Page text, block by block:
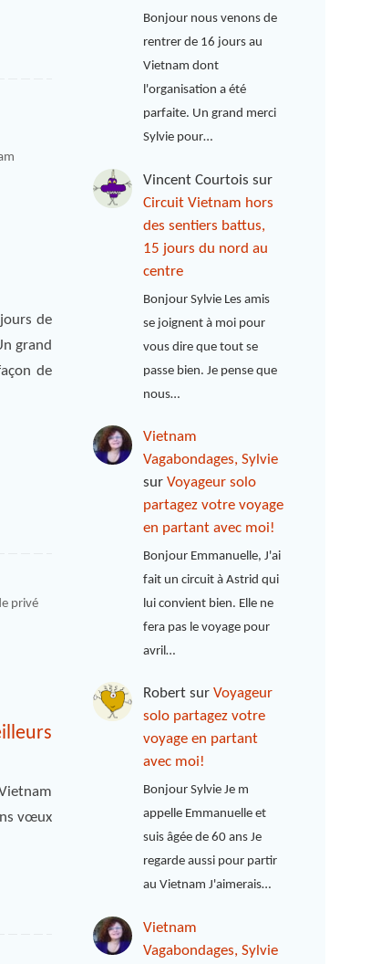
de
grand
de
privé
vœux
Bonjour nous venons de
rentrer de 16 jours au
Vietnam dont
l'organisation a été
parfaite. Un grand merci
Sylvie pour…
Vincent Courtois sur
Circuit Vietnam hors
des sentiers battus,
15 jours du nord au
centre
Bonjour Sylvie Les amis
se joignent à moi pour
vous dire que tout se
passe bien. Je pense que
nous…
Vietnam
Vagabondages, Sylvie
surVoyageur solo
partagez votre voyage
en partant avec moi!
Bonjour Emmanuelle, J'ai
fait un circuit à Astrid qui
lui convient bien. Elle ne
fera pas le voyage pour
avril…
Robert surVoyageur
solo partagez votre
voyage en partant
avec moi!
Bonjour Sylvie Je m
appelle Emmanuelle et
suis âgée de 60 ans Je
regarde aussi pour partir
au Vietnam J'aimerais…
Vietnam
Vagabondages, Sylvie